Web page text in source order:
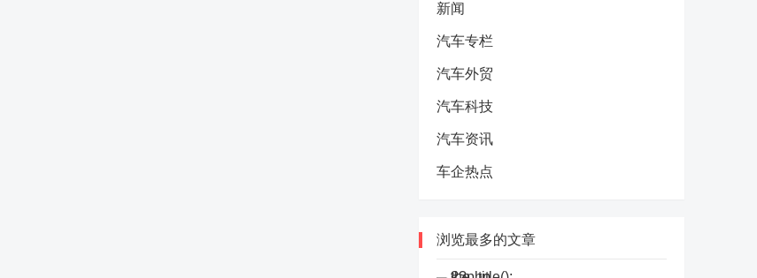
新闻
汽车专栏
汽车外贸
汽车科技
汽车资讯
车企热点
浏览最多的文章